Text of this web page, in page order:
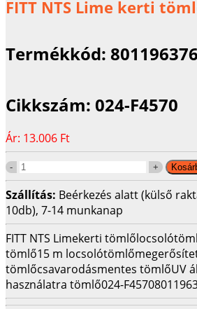
FITT NTS Lime kerti
Termékkód:
Cikkszám: 024-F4570
Ár: 13.006 Ft
Szállítás: Beérkezés alatt (külső
10db), 7-14 munkanap
FITT NTS Limekerti tömlő
tömlő15 m locsolótömlő
tömlőcsavarodásmentes tömlőUV
használatra tömlő024-F4570